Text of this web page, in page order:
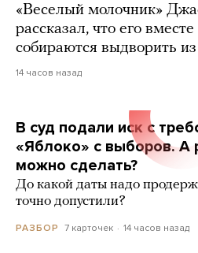
«Веселый молочник»
рассказал, что его
собираются выдворить
14 часов назад
В суд подали иск с
«Яблоко» с выборов. А
можно сделать?
До какой даты надо
точно допустили?
РАЗБОР 7 карточек 14 часов назад